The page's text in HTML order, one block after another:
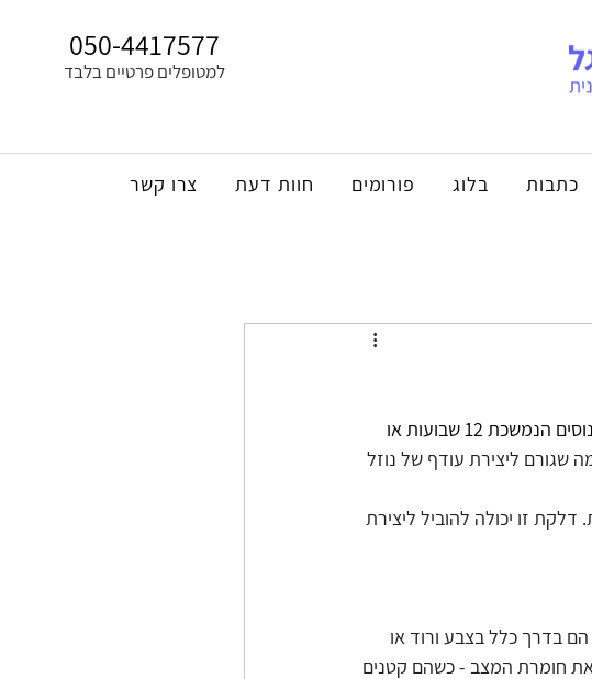
כתבות בלוג פורומים חוות דעת צרו קשר
050-4417577
למטופלים פרטיים בלבד
התפתחות פוליפים באף קשורה לנזלת כרונית, שהיא דלקת של מעברי האף והסינוסים הנמשכת 12 שבועות או
שגורם ליצירת עודף של נוזל
זו יכולה להוביל ליצירת
בדרך כלל בצבע ורוד או
את חומרת המצב - כשהם קטנים